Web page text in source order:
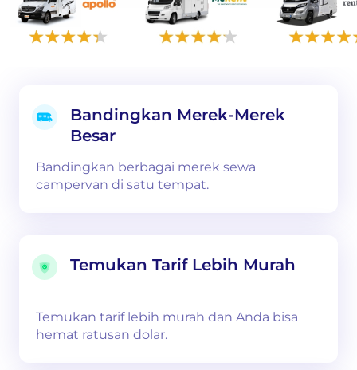
Bandingkan Merek-Merek
Besar
Bandingkan berbagai merek sewa
campervan di satu tempat.
Temukan Tarif Lebih Murah
Temukan tarif lebih murah dan Anda bisa
hemat ratusan dolar.